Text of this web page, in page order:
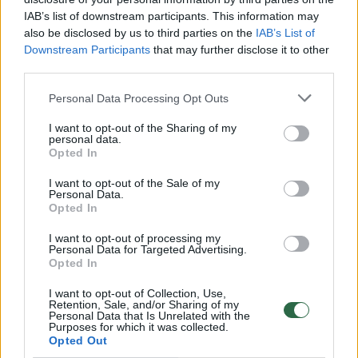
IAB’s list of downstream participants. This information may
also be disclosed by us to third parties on the IAB’s List of
Downstream Participants that may further disclose it to other
Personal Data Processing Opt Outs
I want to opt-out of the Sharing of my
personal data.
Opted In
I want to opt-out of the Sale of my
Personal Data.
Opted In
I want to opt-out of processing my
Personal Data for Targeted Advertising.
Opted In
I want to opt-out of Collection, Use,
Retention, Sale, and/or Sharing of my
Personal Data that Is Unrelated with the
Purposes for which it was collected.
Opted Out
00:00:30
Vaizdai iš tragiškos avarijos Vilniaus r.: dviejų moterų ir
vaiko gyvybių išgelbėti nepavyko
Savaitės vidurys nusimato karštas: temperatūra kils iki
32 laipsnių šilumos
vaizdas pribloškia
Žinios | Lietuvos diena
00:15:54
V. Zalužno pasisakymą laiko bandymu įsitvirtinti
Ukrainos politikoje: jis yra neteisus